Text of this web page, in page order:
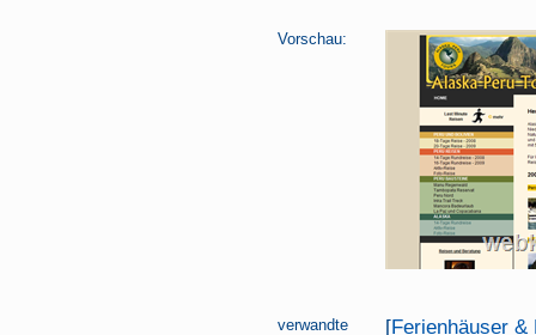
Vorschau:
verwandte
[Ferienhäuser &